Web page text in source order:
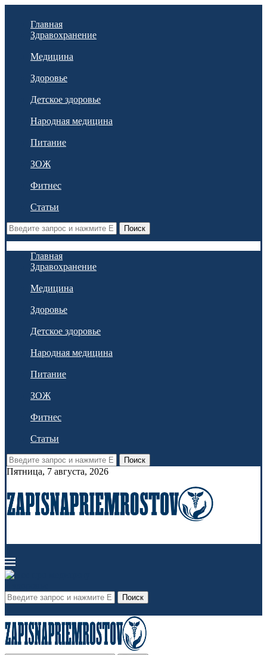
Главная
Здравохранение
Медицина
Здоровье
Детское здоровье
Народная медицина
Питание
ЗОЖ
Фитнес
Статьи
Поиск
Главная
Здравохранение
Медицина
Здоровье
Детское здоровье
Народная медицина
Питание
ЗОЖ
Фитнес
Статьи
Поиск
Пятница, 7 августа, 2026
Поиск